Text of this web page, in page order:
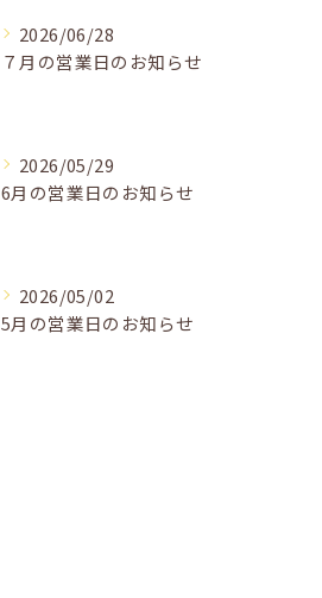
2026/06/28
７月の営業日のお知らせ
2026/05/29
6月の営業日のお知らせ
2026/05/02
5月の営業日のお知らせ